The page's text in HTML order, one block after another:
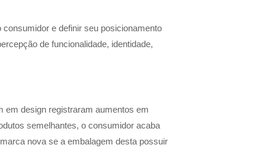
e definir seu posicionamento
de funcionalidade, identidade,
em design registraram aumentos em
semelhantes, o consumidor acaba
nova se a embalagem desta possuir